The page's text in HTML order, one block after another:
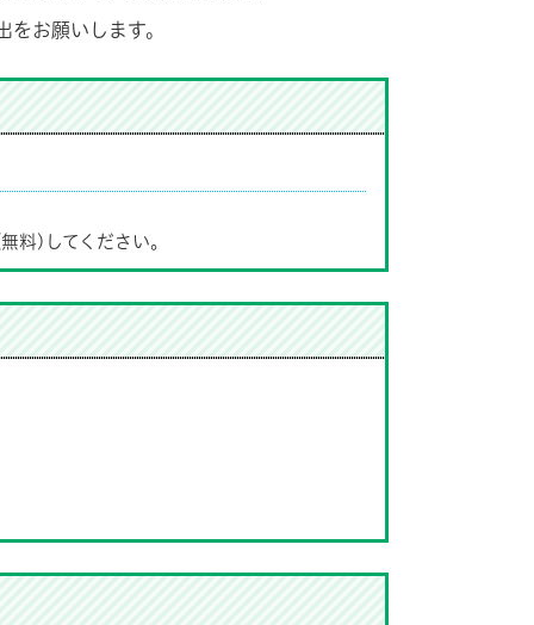
お願いします。
料)してください。